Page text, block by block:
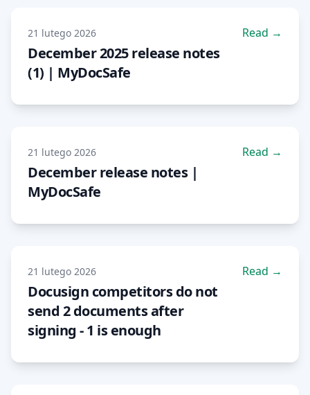
21 lutego 2026
December 2025 release notes
(1) | MyDocSafe
Read →
21 lutego 2026
December release notes |
MyDocSafe
Read →
21 lutego 2026
Docusign competitors do not
send 2 documents after
signing - 1 is enough
Read →